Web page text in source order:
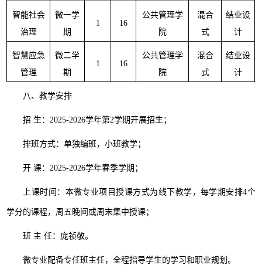
智能社会
治理
微一学
期
1 16
公共管理学
院
混合
式
结业设
计
智慧应急
管理
微二学
期
1 16
公共管理学
院
混合
式
结业设
计
八、教学安排
招 生：2025-2026学年第2学期开展招生；
排班方式：单独编班，小班教学；
开 课：2025-2026学年春季学期；
上课时间：本微专业项目授课方式为线下教学，每学期安排4个
学分的课程，周五晚间或周末集中授课；
班 主 任：庞祯敬。
微专业配备专任班主任，全程指导学生的学习和职业规划。